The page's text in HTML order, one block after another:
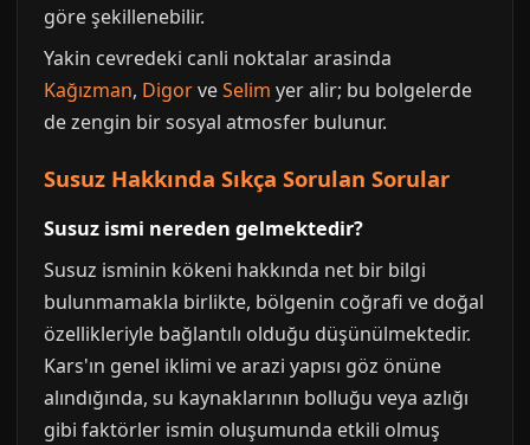
göre şekillenebilir.
Yakin cevredeki canli noktalar arasinda
Kağızman, DigorveSelim yer alir; bu bolgelerde
de zengin bir sosyal atmosfer bulunur.
Susuz Hakkında Sıkça Sorulan Sorular
Susuz ismi nereden gelmektedir?
Susuz isminin kökeni hakkında net bir bilgi
bulunmamakla birlikte, bölgenin coğrafi ve doğal
özellikleriyle bağlantılı olduğu düşünülmektedir.
Kars'ın genel iklimi ve arazi yapısı göz önüne
alındığında, su kaynaklarının bolluğu veya azlığı
gibi faktörler ismin oluşumunda etkili olmuş